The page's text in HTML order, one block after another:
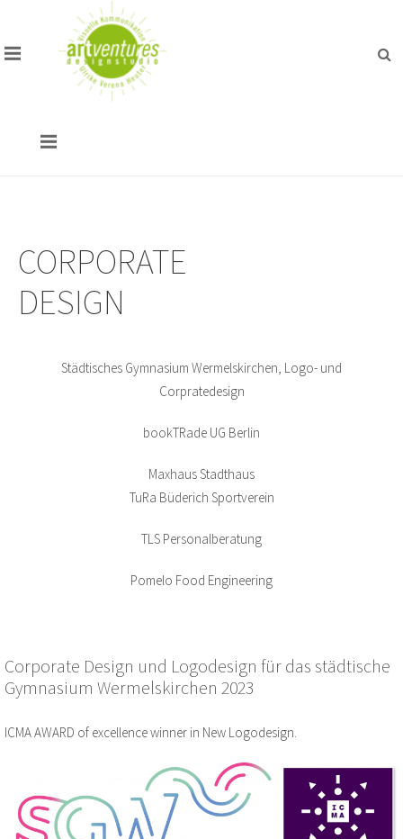
CORPORATE
DESIGN
Städtisches Gymnasium Wermelskirchen, Logo- und
Corpratedesign
bookTRade UG Berlin
Maxhaus Stadthaus
TuRa Büderich Sportverein
TLS Personalberatung
Pomelo Food Engineering
Corporate Design und Logodesign für das städtische
Gymnasium Wermelskirchen 2023
ICMA AWARD of excellence winner in New Logodesign.